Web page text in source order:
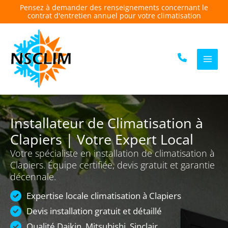
Pensez à demander des renseignements concernant le
contrat d'entretien annuel pour votre climatisation
Installateur de Climatisation à
Clapiers | Votre Expert Local
Votre spécialiste en installation de climatisation à
Clapiers. Équipe certifiée, devis gratuit et garantie
décennale.
Expertise locale climatisation à Clapiers
Devis installation gratuit et détaillé